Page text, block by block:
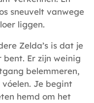
sneuvelt vanwege
liggen.
Zelda’s is dat je
Er zijn weinig
belemmeren,
Je begint
hemd om het